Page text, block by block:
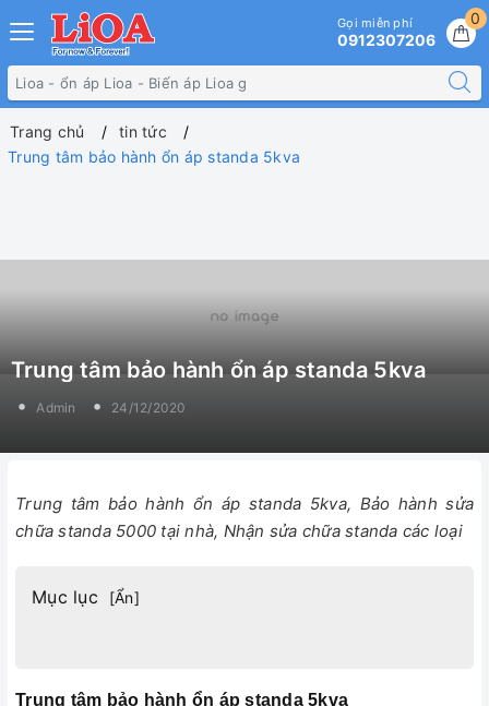
0
Gọi miễn phí
0912307206
Trang chủ
tin tức
Trung tâm bảo hành ổn áp standa 5kva
Trung tâm bảo hành ổn áp standa 5kva
Admin 24/12/2020
Trung tâm bảo hành ổn áp standa 5kva, Bảo hành sửa
chữa standa 5000 tại nhà, Nhận sửa chữa standa các loại
Mục lục [Ẩn]
Trung tâm bảo hành ổn áp standa 5kva